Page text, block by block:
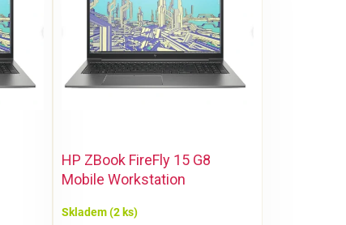
HP ZBook FireFly 15 G8
Mobile Workstation
Skladem(2 ks)